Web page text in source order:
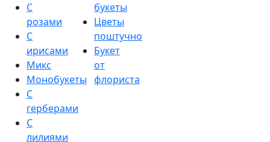
С
розами
С
ирисами
Микс
Монобукеты
С
герберами
С
лилиями
букеты
Цветы
поштучно
Букет
от
флориста